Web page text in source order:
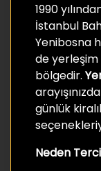
1990
İstanbul
Yenibosna
de
bölgedir.
günlük
Neden